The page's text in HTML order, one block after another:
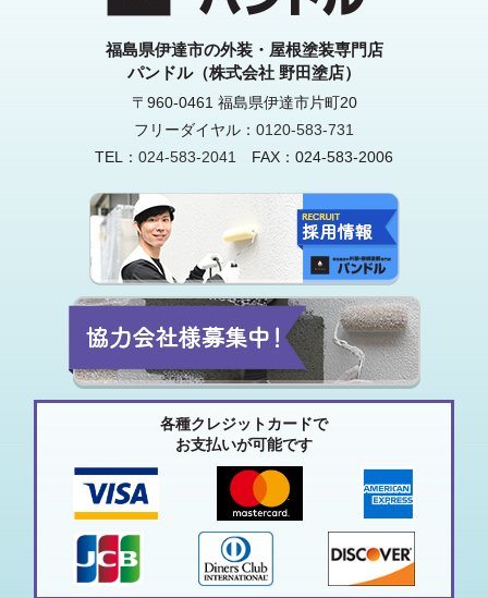
福島県伊達市の外装・屋根塗装専門店
パンドル（株式会社 野田塗店）
〒960-0461 福島県伊達市片町20
フリーダイヤル： 0120-583-731
TEL： 024-583-2041 FAX：024-583-2006
各種クレジットカードで
お支払いが可能です